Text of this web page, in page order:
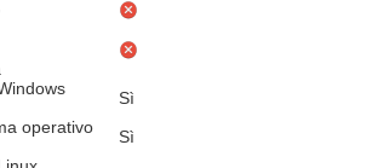
Sì
operativo
Sì